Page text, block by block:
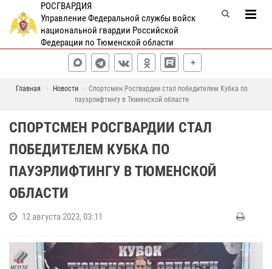
РОСГВАРДИЯ
Управление Федеральной службы войск
национальной гвардии Российской
Федерации по Тюменской области
Главная Новости
Спортсмен Росгвардии стал победителем Кубка по
пауэрлифтингу в Тюменской области
СПОРТСМЕН РОСГВАРДИИ СТАЛ
ПОБЕДИТЕЛЕМ КУБКА ПО
ПАУЭРЛИФТИНГУ В ТЮМЕНСКОЙ
ОБЛАСТИ
12 августа 2023, 03:11